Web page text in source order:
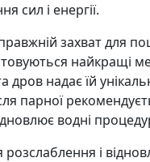
сил і енергії.
захват для
найкращі
надає їй
парної
водні
і